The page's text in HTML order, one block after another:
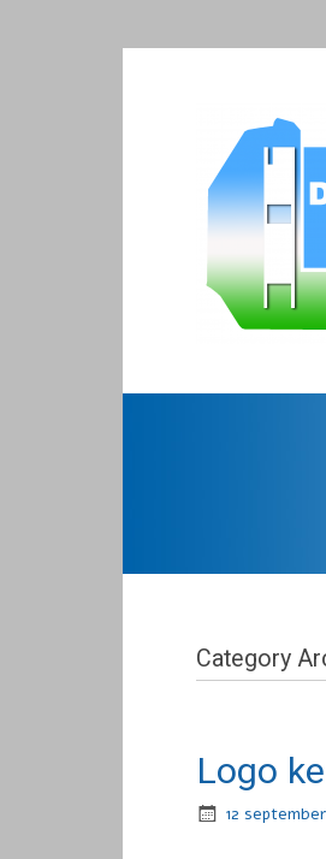
Category
Logo
12